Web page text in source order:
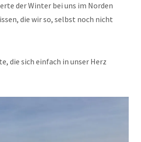
der Winter bei uns im Norden
die wir so, selbst noch nicht
die sich einfach in unser Herz